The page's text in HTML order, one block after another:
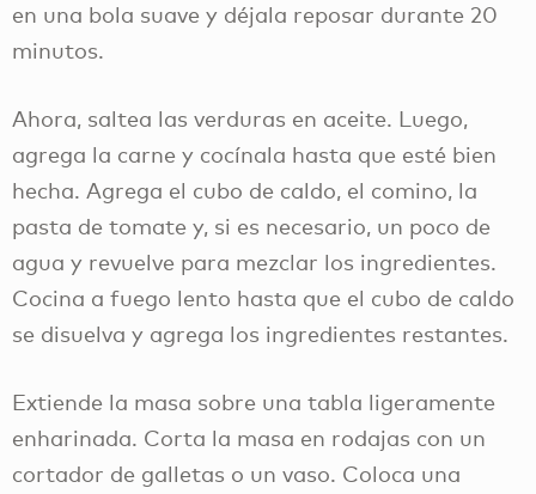
en una bola suave y déjala reposar durante 20
minutos.
Ahora, saltea las verduras en aceite. Luego,
agrega la carne y cocínala hasta que esté bien
hecha. Agrega el cubo de caldo, el comino, la
pasta de tomate y, si es necesario, un poco de
agua y revuelve para mezclar los ingredientes.
Cocina a fuego lento hasta que el cubo de caldo
se disuelva y agrega los ingredientes restantes.
Extiende la masa sobre una tabla ligeramente
enharinada. Corta la masa en rodajas con un
cortador de galletas o un vaso. Coloca una